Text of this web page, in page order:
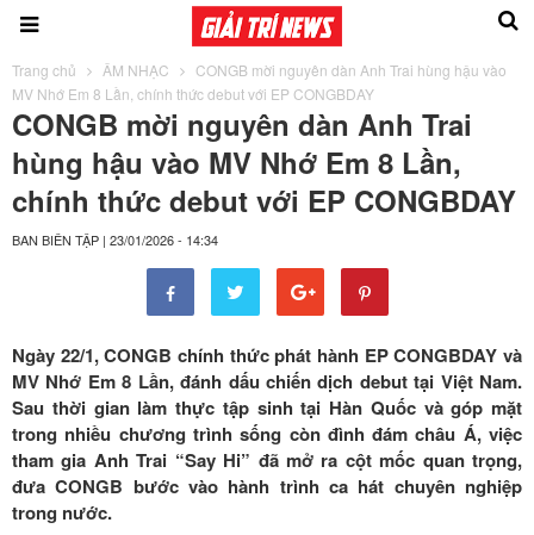
Trang chủ ÂM NHẠC
CONGB mời nguyên dàn Anh Trai hùng hậu vào
MV Nhớ Em 8 Lần, chính thức debut với EP CONGBDAY
CONGB mời nguyên dàn Anh Trai
hùng hậu vào MV Nhớ Em 8 Lần,
chính thức debut với EP CONGBDAY
BAN BIÊN TẬP | 23/01/2026 - 14:34
Ngày 22/1, CONGB chính thức phát hành EP CONGBDAY và
MV Nhớ Em 8 Lần, đánh dấu chiến dịch debut tại Việt Nam.
Sau thời gian làm thực tập sinh tại Hàn Quốc và góp mặt
trong nhiều chương trình sống còn đình đám châu Á, việc
tham gia Anh Trai “Say Hi” đã mở ra cột mốc quan trọng,
đưa CONGB bước vào hành trình ca hát chuyên nghiệp
trong nước.